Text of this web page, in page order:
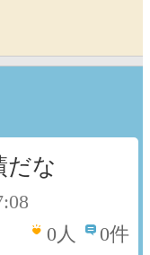
だな
0人 0件